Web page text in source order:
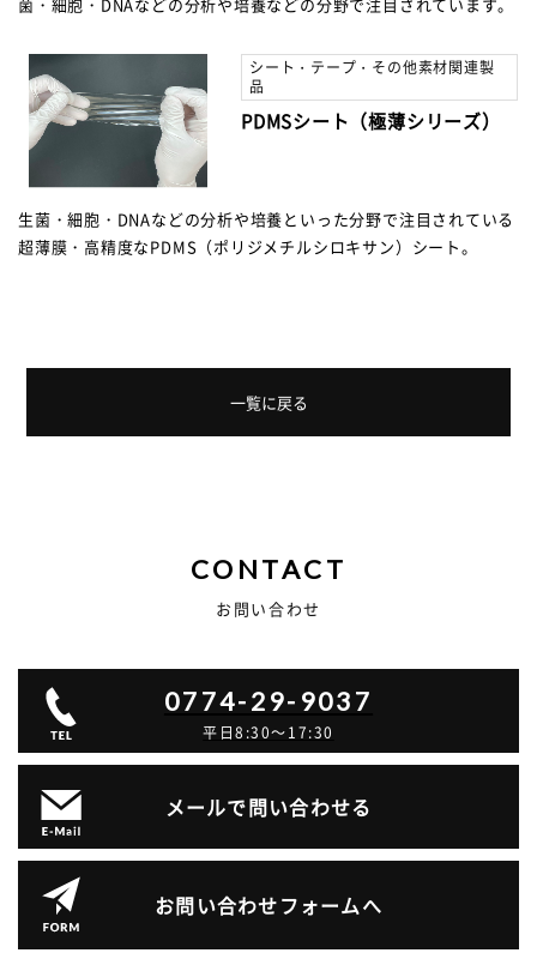
シート・テープ・その他素材関連製
品
PDMSシート（極薄シリーズ）
生菌・細胞・DNAなどの分析や培養といった分野で注目されている
超薄膜・高精度なPDMS（ポリジメチルシロキサン）シート。
一覧に戻る
CONTACT
お問い合わせ
0774-29-9037
平日8:30～17:30
メールで問い合わせる
お問い合わせフォームへ